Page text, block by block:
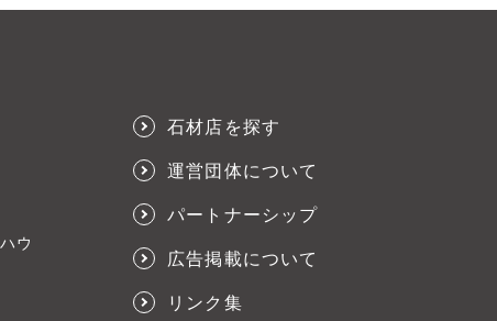
ウ
石材店を探す
運営団体について
パートナーシップ
広告掲載について
リンク集